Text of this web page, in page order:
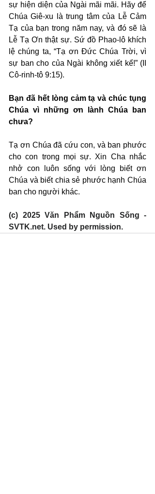
sự hiện diện của Ngài mãi mãi. Hãy để
Chúa Giê-xu là trung tâm của Lễ Cảm
Tạ của bạn trong năm nay, và đó sẽ là
Lễ Tạ Ơn thật sự. Sứ đồ Phao-lô khích
lệ chúng ta, “Tạ ơn Đức Chúa Trời, vì
sự ban cho của Ngài không xiết kể!” (II
Cô-rinh-tô 9:15).
Bạn đã hết lòng cảm tạ và chúc tụng
Chúa vì những ơn lành Chúa ban
chưa?
Tạ ơn Chúa đã cứu con, và ban phước
cho con trong mọi sự. Xin Cha nhắc
nhở con luôn sống với lòng biết ơn
Chúa và biết chia sẻ phước hạnh Chúa
ban cho người khác.
(c) 2025 Văn Phẩm Nguồn Sống -
SVTK.net. Used by permission.